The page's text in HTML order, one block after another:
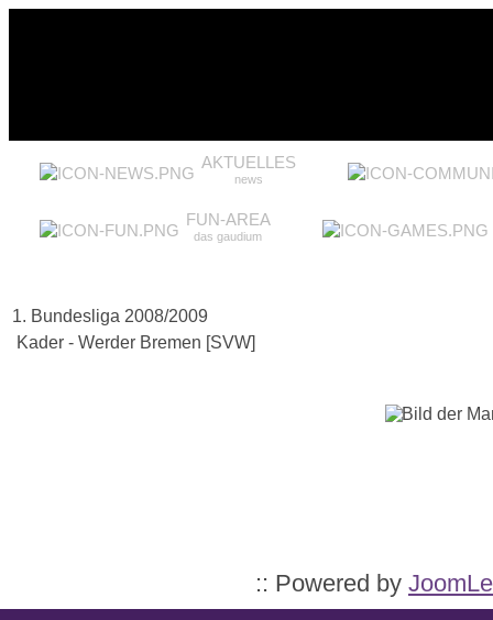
AKTUELLES
news
FUN-AREA
das gaudium
1. Bundesliga 2008/2009
Kader - Werder Bremen [SVW]
:: Powered by